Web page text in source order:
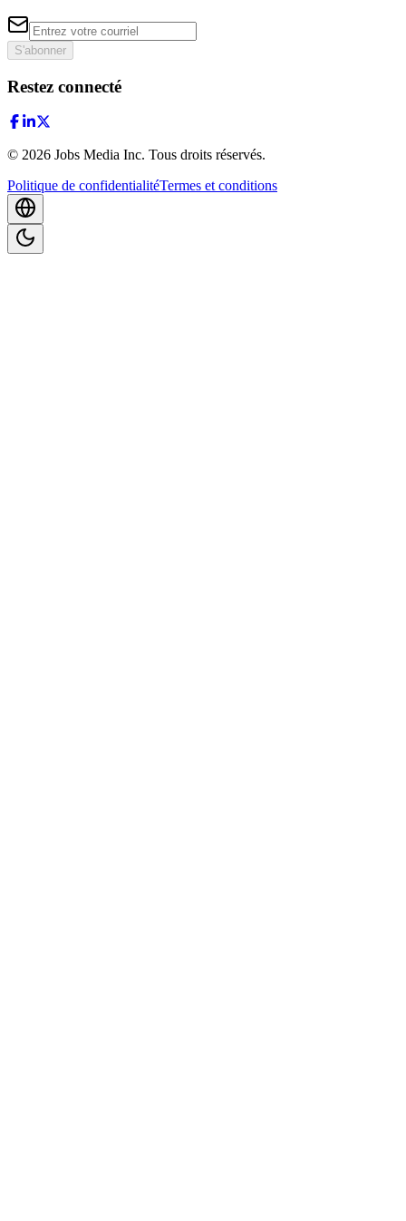
S'abonner
Restez connecté
© 2026 Jobs Media Inc. Tous droits réservés.
Politique de confidentialitéTermes et conditions